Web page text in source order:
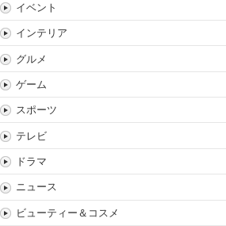
イベント
インテリア
グルメ
ゲーム
スポーツ
テレビ
ドラマ
ニュース
ビューティー＆コスメ